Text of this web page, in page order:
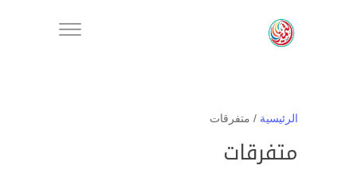
الرئيسية / متفرقات
متفرقات